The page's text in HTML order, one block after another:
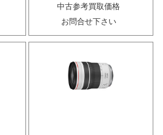
中古参考買取価格
お問合せ下さい